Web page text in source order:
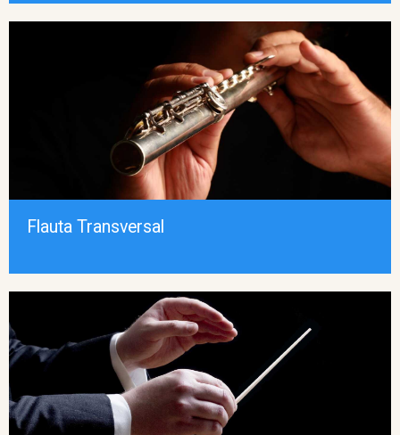
Flauta Transversal